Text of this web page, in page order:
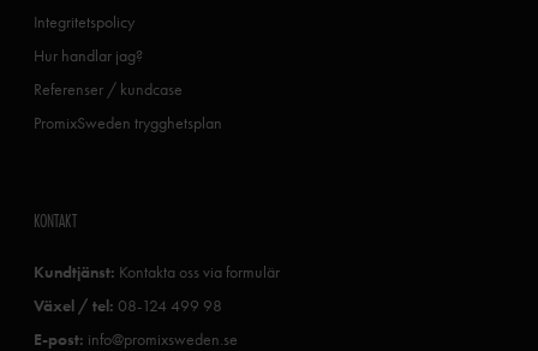
Integritetspolicy
Hur handlar jag?
Referenser / kundcase
PromixSweden trygghetsplan
KONTAKT
Kundtjänst: Kontakta oss via formulär
Växel / tel: 08-124 499 98
E-post: info@promixsweden.se